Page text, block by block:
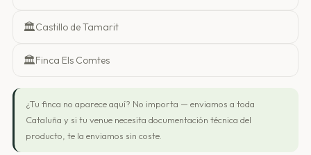
🏛️Castillo de Tamarit
🏛️Finca Els Comtes
¿Tu finca no aparece aquí? No importa — enviamos a toda
Cataluña y si tu venue necesita documentación técnica del
producto, te la enviamos sin coste.